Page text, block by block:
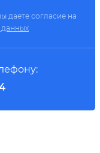
даете согласие на